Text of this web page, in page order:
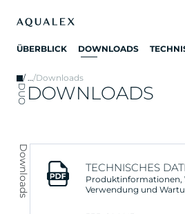
ÜBERBLICK DOWNLOADS
/ …/Downloads
DUODOWNLOADS
Downloads TECHNISCHES
Produktinformationen,
Verwendung und